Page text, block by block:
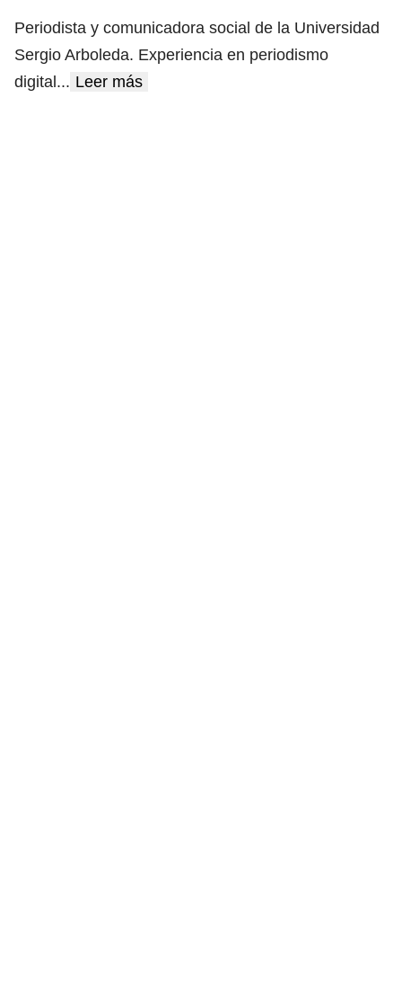
Periodista y comunicadora social de la Universidad
Sergio Arboleda. Experiencia en periodismo
digital ... Leer más